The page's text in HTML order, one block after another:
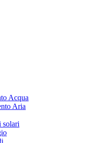
Acqua
Aria
solari